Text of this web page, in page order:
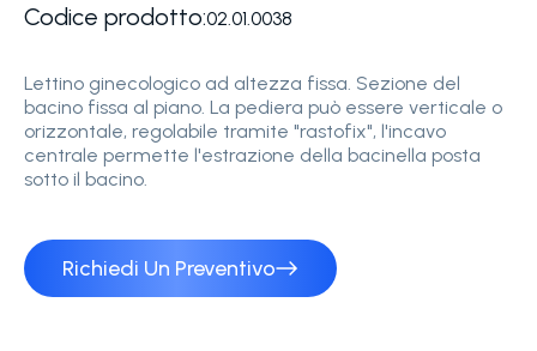
Codice prodotto:02.01.0038
Lettino ginecologico ad altezza fissa. Sezione del
bacino fissa al piano. La pediera può essere verticale o
orizzontale, regolabile tramite "rastofix", l'incavo
centrale permette l'estrazione della bacinella posta
sotto il bacino.
Richiedi Un Preventivo